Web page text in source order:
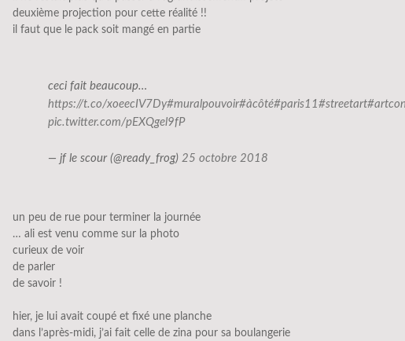
deuxième projection pour cette réalité !!
il faut que le pack soit mangé en partie
ceci fait beaucoup…
https://t.co/xoeecIV7Dy#muralpouvoir#àcôté#paris11 #streetart
pic.twitter.com/pEXQgel9fP
— jf le scour (@ready_frog) 25 octobre 2018
un peu de rue pour terminer la journée
… ali est venu comme sur la photo
curieux de voir
de parler
de savoir !
hier, je lui avait coupé et fixé une planche
dans l’après-midi, j’ai fait celle de zina pour sa boulangerie